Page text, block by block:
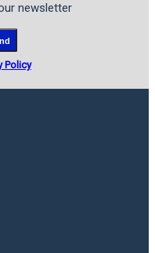
newsletter
Policy